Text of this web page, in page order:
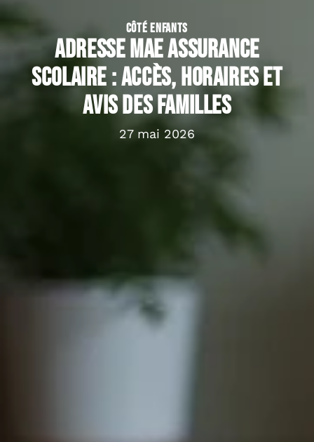
CÔTÉ ENFANTS
Adresse MAE Assurance
scolaire : accès, horaires et
avis des familles
27 mai 2026